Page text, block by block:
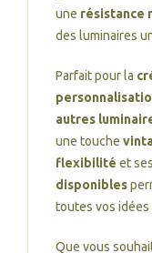
une résistance
des luminaires
Parfait pour la
autres
une touche
flexibilité et ses
disponibles
toutes vos idées
Que vous